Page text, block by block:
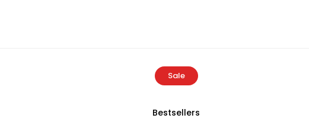
Sale
Bestsellers